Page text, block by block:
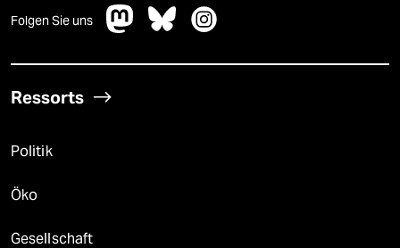
Folgen Sie uns
Ressorts
Politik
Öko
Gesellschaft